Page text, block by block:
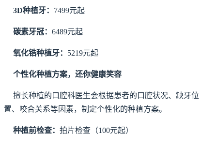
3D种植牙： 7499元起
碳素牙冠：6489元起
氧化锆种植牙： 5219元起
个性化种植方案，还你健康笑容
擅长种植的口腔科医生会根据患者的口腔状况、缺牙位
置、咬合关系等因素，制定个性化的种植方案。
种植前检查：拍片检查（100元起）